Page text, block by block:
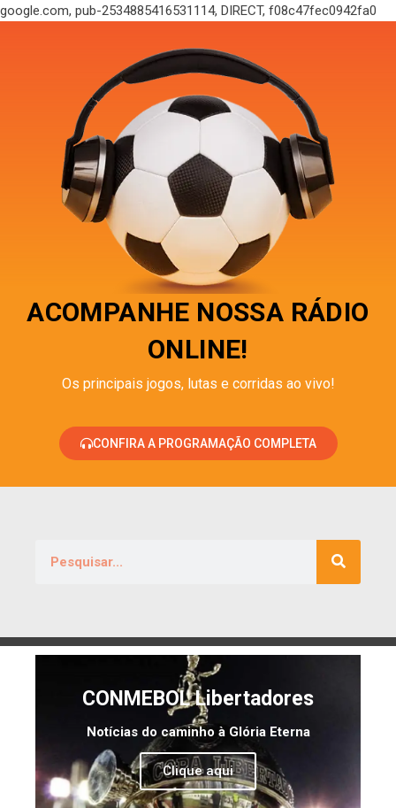
google.com, pub-2534885416531114, DIRECT, f08c47fec0942fa0
ACOMPANHE NOSSA RÁDIO
ONLINE!
Os principais jogos, lutas e corridas ao vivo!
CONFIRA A PROGRAMAÇÃO COMPLETA
CONMEBOL Libertadores
Notícias do caminho à Glória Eterna
Clique aqui